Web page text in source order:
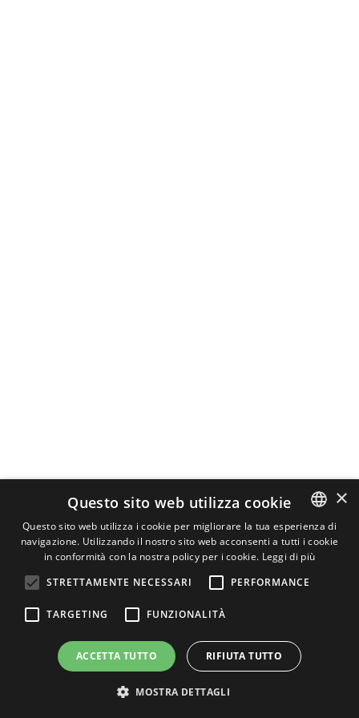
ITALIAN
×
Questo sito web utilizza cookie
Questo sito web utilizza i cookie per migliorare la tua esperienza di
navigazione. Utilizzando il nostro sito web acconsenti a tutti i cookie
in conformità con la nostra policy per i cookie. Leggi di più
STRETTAMENTE NECESSARI
PERFORMANCE
TARGETING FUNZIONALITÀ
ACCETTA TUTTO RIFIUTA TUTTO
MOSTRA DETTAGLI